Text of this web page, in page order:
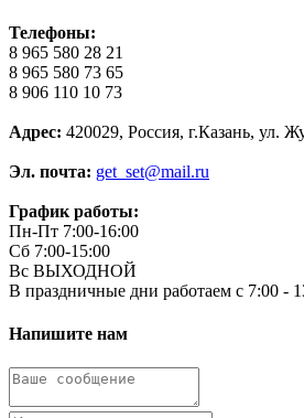
Телефоны:
8 965 580 28 21
8 965 580 73 65
8 906 110 10 73
Адрес: 420029, Россия, г.Казань, ул.
Эл. почта: get_set@mail.ru
График работы:
Пн-Пт 7:00-16:00
Сб 7:00-15:00
Вс ВЫХОДНОЙ
В праздничные дни работаем с 7:00 -
Напишите нам